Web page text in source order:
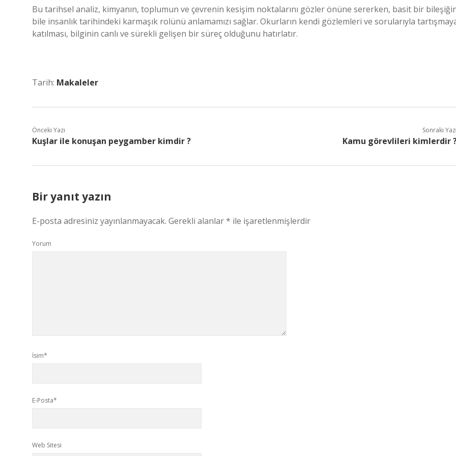
Bu tarihsel analiz, kimyanın, toplumun ve çevrenin kesişim noktalarını gözler önüne sererken, basit bir
bile insanlık tarihindeki karmaşık rolünü anlamamızı sağlar. Okurların kendi gözlemleri ve sorularıyla
katılması, bilginin canlı ve sürekli gelişen bir süreç olduğunu hatırlatır.
Tarih: Makaleler
Önceki Yazı
Kuşlar ile konuşan peygamber kimdir ?
Sonraki Yazı
Kamu görevlileri kimlerdir
Bir yanıt yazın
E-posta adresiniz yayınlanmayacak. Gerekli alanlar* ile işaretlenmişlerdir
Yorum
İsim*
E-Posta*
Web Sitesi